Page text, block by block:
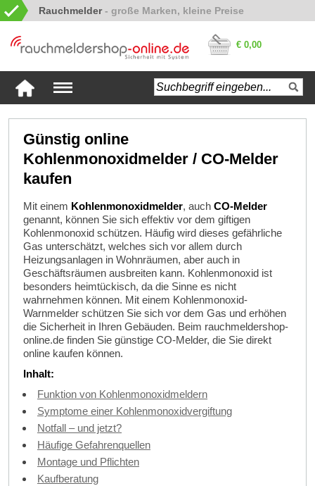
Rauchmelder
€ 0,00
Günstig online
Kohlenmonoxidmelder / CO-Melder
kaufen
Mit einem Kohlenmonoxidmelder, auch CO-Melder
genannt, können Sie sich effektiv vor dem giftigen
Kohlenmonoxid schützen. Häufig wird dieses gefährliche
Gas unterschätzt, welches sich vor allem durch
Heizungsanlagen in Wohnräumen, aber auch in
Geschäftsräumen ausbreiten kann. Kohlenmonoxid ist
besonders heimtückisch, da die Sinne es nicht
wahrnehmen können. Mit einem Kohlenmonoxid-
Warnmelder schützen Sie sich vor dem Gas und erhöhen
die Sicherheit in Ihren Gebäuden. Beim rauchmeldershop-
online.de finden Sie günstige CO-Melder, die Sie direkt
online kaufen können.
Inhalt:
Funktion von Kohlenmonoxidmeldern
Symptome einer Kohlenmonoxidvergiftung
Notfall – und jetzt?
Häufige Gefahrenquellen
Montage und Pflichten
Kaufberatung